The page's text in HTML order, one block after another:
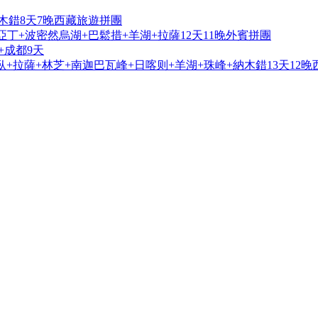
錯8天7晚西藏旅遊拼團
+波密然烏湖+巴鬆措+羊湖+拉薩12天11晚外賓拼團
都9天
拉薩+林芝+南迦巴瓦峰+日喀则+羊湖+珠峰+納木錯13天12晚